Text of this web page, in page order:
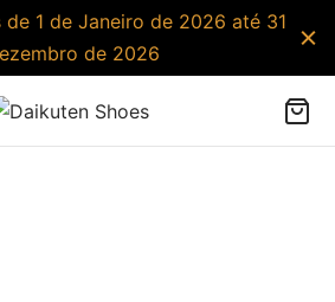
1 de Janeiro de 2026 até 31
de 2026